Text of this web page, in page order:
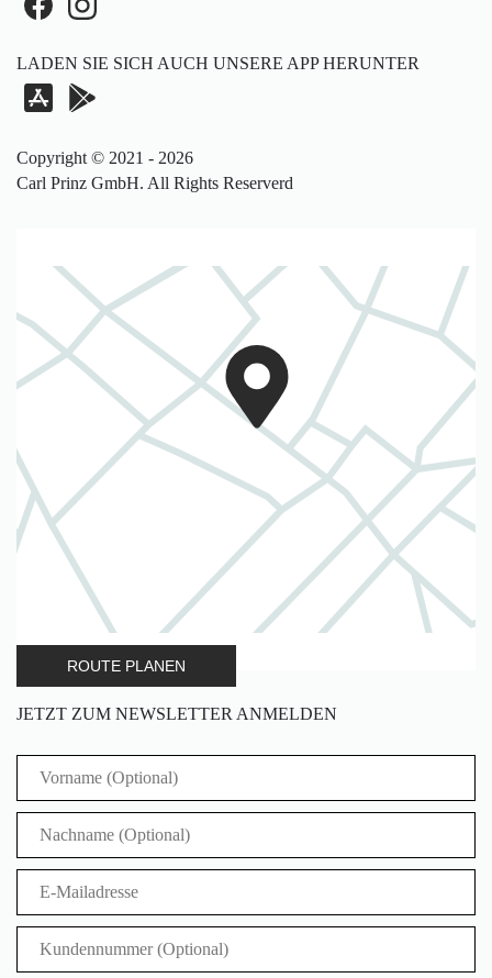
LADEN SIE SICH AUCH UNSERE APP HERUNTER
Copyright © 2021 - 2026
Carl Prinz GmbH. All Rights Reserverd
ROUTE PLANEN
JETZT ZUM NEWSLETTER ANMELDEN